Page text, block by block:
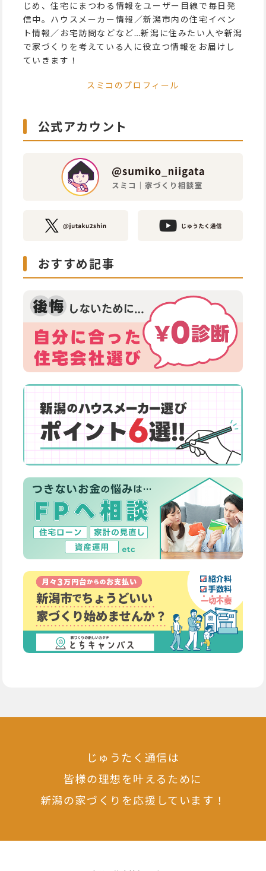
じめ、住宅にまつわる情報をユーザー目線で毎日発
信中。ハウスメーカー情報／新潟市内の住宅イベン
ト情報／お宅訪問などなど…新潟に住みたい人や新潟
で家づくりを考えている人に役立つ情報をお届けし
ていきます！
スミコのプロフィール
公式アカウント
おすすめ記事
じゅうたく通信は
皆様の理想を叶えるために
新潟の家づくりを応援しています！